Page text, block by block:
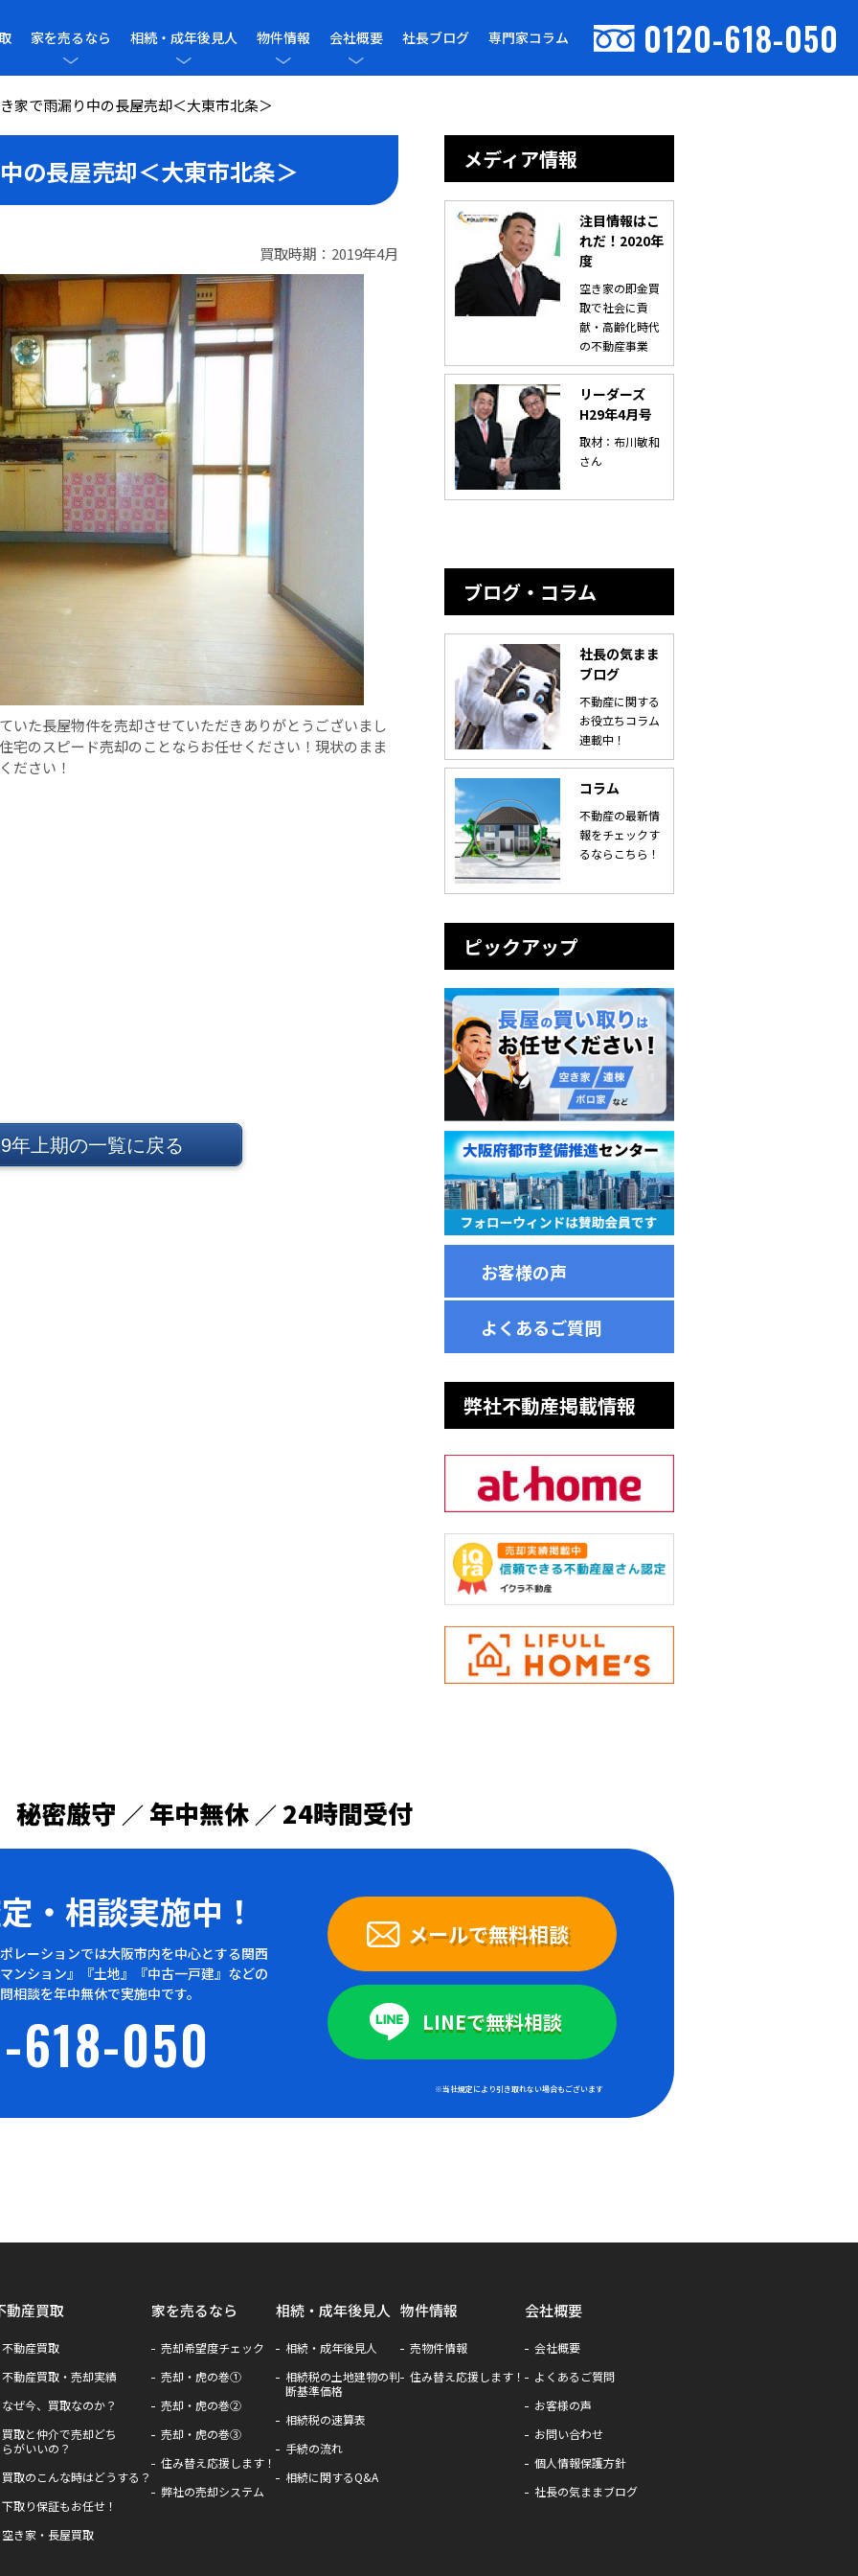
家を売るなら 相続・成年後見人 物件情報 会社概要 社長ブログ 専門家コラム 0120-618-050
家で雨漏り中の長屋売却＜大東市北条＞
の長屋売却＜大東市北条＞
買取時期：2019年4月
いた長屋物件を売却させていただきありがとうございまし
宅のスピード売却のことならお任せください！現状のまま
ださい！
年上期の一覧に戻る
メディア情報
注目情報はこ
れだ！2020年
度
空き家の即金買
取で社会に貢
献・高齢化時代
の不動産事業
リーダーズ
H29年4月号
取材：布川敏和
さん
ブログ・コラム
社長の気まま
ブログ
不動産に関する
お役立ちコラム
連載中！
コラム
不動産の最新情
報をチェックす
るならこちら！
ピックアップ
お客様の声
よくあるご質問
弊社不動産掲載情報
秘密厳守 ／ 年中無休 ／ 24時間受付
・ 相談実施中！
レーションでは大阪市内を中心とする関西
ンション』『土地』『中古一戸建』などの
相談を年中無休で実施中です。
618-050
メールで無料相談
LINEで無料相談
※当社規定により引き取れない場合もございます
動産買取
不動産買取
不動産買取・売却実績
なぜ今、買取なのか？
買取と仲介で売却どち
らがいいの？
買取のこんな時はどうする？
下取り保証もお任せ！
空き家・長屋買取
家を売るなら
売却希望度チェック
売却・虎の巻①
売却・虎の巻②
売却・虎の巻③
住み替え応援します！
弊社の売却システム
相続・成年後見人
相続・成年後見人
相続税の土地建物の判
断基準価格
相続税の速算表
手続の流れ
相続に関するQ&A
物件情報
売物件情報
住み替え応援します！
会社概要
会社概要
よくあるご質問
お客様の声
お問い合わせ
個人情報保護方針
社長の気ままブログ